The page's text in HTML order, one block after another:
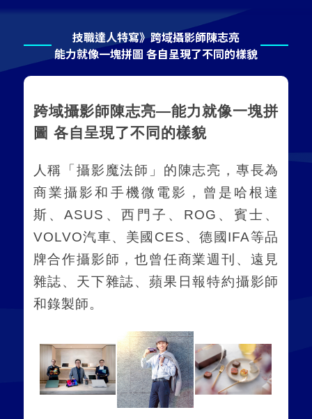
技職達人特寫》跨域攝影師陳志亮
能力就像一塊拼圖 各自呈現了不同的樣貌
跨域攝影師陳志亮—能力就像一塊拼
圖 各自呈現了不同的樣貌
人稱「攝影魔法師」的陳志亮，專長為
商業攝影和手機微電影，曾是哈根達
斯、ASUS 、西門子、 ROG 、賓士、
VOLVO汽車、美國 CES 、德國 IFA等品
牌合作攝影師，也曾任商業週刊、遠見
雜誌、天下雜誌、蘋果日報特約攝影師
和錄製師。